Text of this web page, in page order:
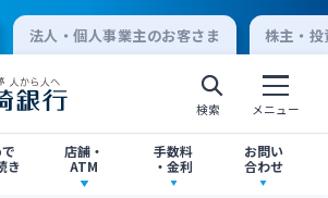
法人・個人事業主のお客さま 株主・
検索 メニュー
き
店舗・
ATM
手数料
・金利
お問い
合わせ